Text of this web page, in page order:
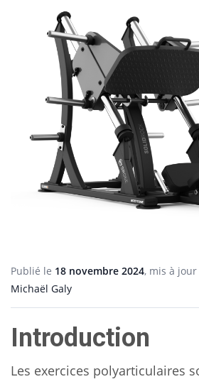
Publié le 18 novembre 2024, mis à jour
Michaël Galy
Introduction
Les exercices polyarticulaires